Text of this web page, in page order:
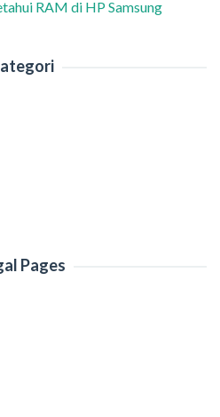
RAM di HP Samsung
Pages